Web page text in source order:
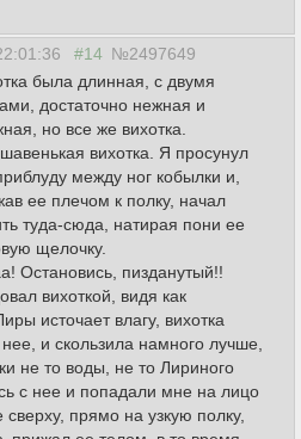
#14 №2497649
была длинная, с двумя
достаточно нежная и
но все же вихотка.
вихотка. Я просунул
между ног кобылки и,
ее плечом к полку, начал
туда-сюда, натирая пони ее
щелочку.
Остановись, пизданутый!!
вихоткой, видя как
источает влагу, вихотка
и скользила намного лучше,
не то воды, не то Лириного
с нее и попадали мне на лицо
прямо на узкую полку,